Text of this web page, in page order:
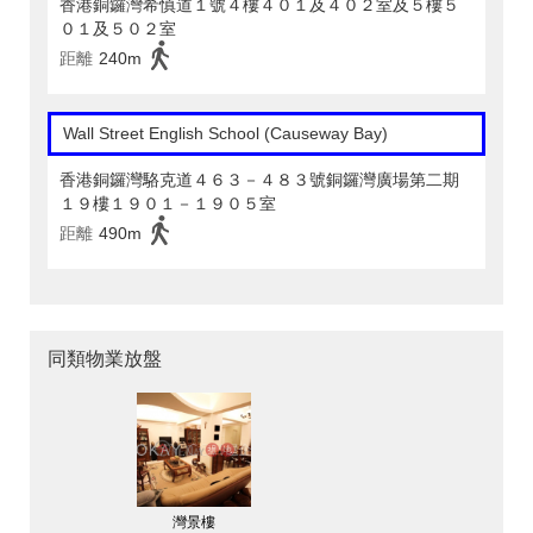
香港銅鑼灣希慎道１號４樓４０１及４０２室及５樓５
０１及５０２室
距離 240m
Wall Street English School (Causeway Bay)
香港銅鑼灣駱克道４６３－４８３號銅鑼灣廣場第二期
１９樓１９０１－１９０５室
距離 490m
同類物業放盤
灣景樓